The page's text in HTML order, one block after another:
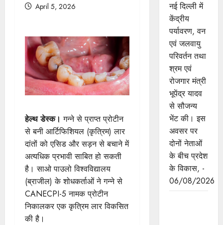
April 5, 2026
हेल्थ डेस्क।गन्ने से प्राप्त प्रोटीन
से बनी आर्टिफिशियल (कृत्रिम) लार
दांतों को एसिड और सड़न से बचाने में
अत्यधिक प्रभावी साबित हो सकती
है। साओ पाउलो विश्वविद्यालय
(ब्राजील) के शोधकर्ताओं ने गन्ने से
CANECPI-5 नामक प्रोटीन
निकालकर एक कृत्रिम लार विकसित
की है।
नई दिल्ली में
केंद्रीय
पर्यावरण, वन
एवं जलवायु
परिवर्तन तथा
श्रम एवं
रोजगार मंत्री
भूपेंद्र यादव
से सौजन्य
भेंट की। इस
अवसर पर
दोनों नेताओं
के बीच प्रदेश
के विकास, -
06/08/2026